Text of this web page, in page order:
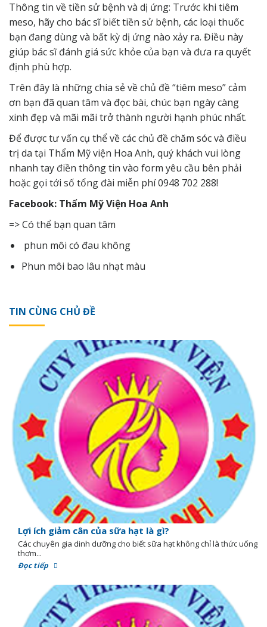
Thông tin về tiền sử bệnh và dị ứng: Trước khi tiêm
meso, hãy cho bác sĩ biết tiền sử bệnh, các loại thuốc
bạn đang dùng và bất kỳ dị ứng nào xảy ra. Điều này
giúp bác sĩ đánh giá sức khỏe của bạn và đưa ra quyết
định phù hợp.
Trên đây là những chia sẻ về chủ đề “tiêm meso” cảm
ơn bạn đã quan tâm và đọc bài, chúc bạn ngày càng
xinh đẹp và mãi mãi trở thành người hạnh phúc nhất.
Để được tư vấn cụ thể về các chủ đề chăm sóc và điều
trị da tại Thẩm Mỹ viện Hoa Anh, quý khách vui lòng
nhanh tay điền thông tin vào form yêu cầu bên phải
hoặc gọi tới số tổng đài miễn phí 0948 702 288!
Facebook: Thẩm Mỹ Viện Hoa Anh
=> Có thể bạn quan tâm
phun môi có đau không
Phun môi bao lâu nhạt màu
TIN CÙNG CHỦ ĐỀ
Lợi ích giảm cân của sữa hạt là gì?
Các chuyên gia dinh dưỡng cho biết sữa hạt không chỉ là thức uống
thơm...
Đọc tiếp